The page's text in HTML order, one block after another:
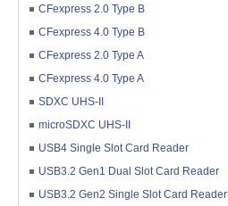
CFexpress 2.0 Type B
CFexpress 4.0 Type B
CFexpress 2.0 Type A
CFexpress 4.0 Type A
SDXC UHS-II
microSDXC UHS-II
USB4 Single Slot Card Reader
USB3.2 Gen1 Dual Slot Card Reader
USB3.2 Gen2 Single Slot Card Reader